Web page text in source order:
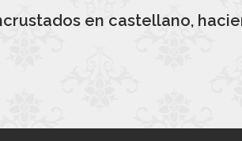
en castellano,